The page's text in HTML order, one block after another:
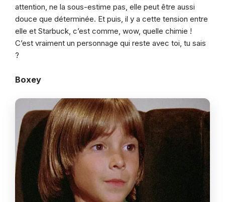
attention, ne la sous-estime pas, elle peut être aussi
douce que déterminée. Et puis, il y a cette tension entre
elle et Starbuck, c’est comme, wow, quelle chimie !
C’est vraiment un personnage qui reste avec toi, tu sais
?
Boxey